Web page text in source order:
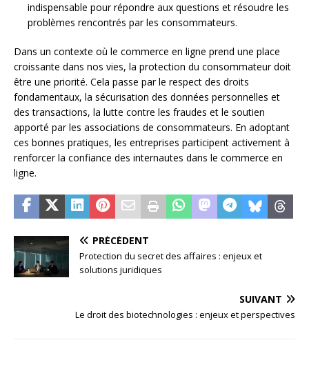
indispensable pour répondre aux questions et résoudre les
problèmes rencontrés par les consommateurs.
Dans un contexte où le commerce en ligne prend une place
croissante dans nos vies, la protection du consommateur doit
être une priorité. Cela passe par le respect des droits
fondamentaux, la sécurisation des données personnelles et
des transactions, la lutte contre les fraudes et le soutien
apporté par les associations de consommateurs. En adoptant
ces bonnes pratiques, les entreprises participent activement à
renforcer la confiance des internautes dans le commerce en
ligne.
PRÉCÉDENT
Protection du secret des affaires : enjeux et
solutions juridiques
SUIVANT
Le droit des biotechnologies : enjeux et perspectives